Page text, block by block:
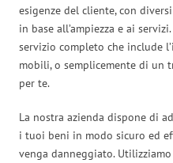
esigenze del cliente, con
in base all’ampiezza e ai
servizio completo che include
mobili, o semplicemente di un
per te.
La nostra azienda dispone di
i tuoi beni in modo sicuro ed
venga danneggiato.